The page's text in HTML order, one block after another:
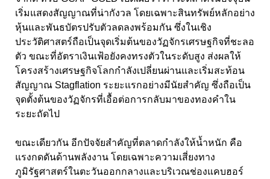
เริ่มแสดงสัญญาณที่น่ากังวล โดยเฉพาะสินทรัพย์หลักอย่าง
หุ้นและพันธบัตรปรับตัวลดลงพร้อมกัน ซึ่งในเชิง
ประวัติศาสตร์ถือเป็นจุดเริ่มต้นของวัฏจักรเศรษฐกิจที่ชะลอ
ตัว ขณะที่อัตราเงินเฟ้อยังคงทรงตัวในระดับสูง ส่งผลให้
โครงสร้างเศรษฐกิจโลกกำลังเปลี่ยนผ่านและเริ่มสะท้อน
สัญญาณ Stagflation ระยะแรกอย่างมีนัยสำคัญ ซึ่งถือเป็น
จุดตั้งต้นของวัฏจักรที่เอื้อต่อการกลับมาของทองคำใน
ระยะถัดไป
ขณะเดียวกัน อีกปัจจัยสำคัญที่ตลาดกำลังให้น้ำหนัก คือ
แรงกดดันด้านพลังงาน โดยเฉพาะความเสี่ยงทาง
ภูมิรัฐศาสตร์ในตะวันออกกลางและบริเวณช่องแคบฮอร์